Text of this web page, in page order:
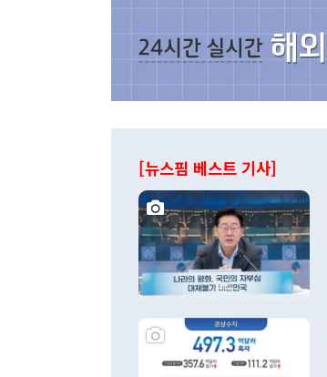
[뉴스핌 베스트 기사]